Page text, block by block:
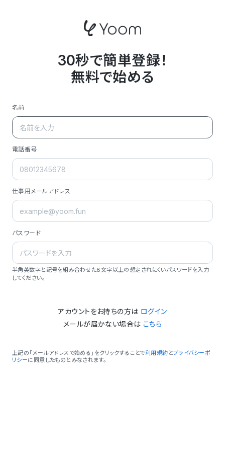
30秒で簡単登録！
無料で始める
名前
電話番号
仕事用メールアドレス
パスワード
半角英数字と記号を組み合わせた8文字以上の想定されにくいパスワードを入力
してください。
アカウントをお持ちの方は ログイン
メールが届かない場合は こちら
上記の「メールアドレスで始める」をクリックすることで利用規約 とプライバシーポ
リシーに同意したものとみなされます。